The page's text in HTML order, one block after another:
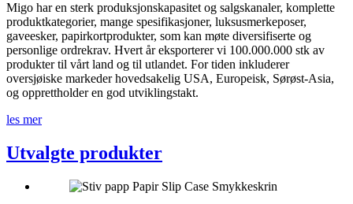
Migo har en sterk produksjonskapasitet og salgskanaler, komplette
produktkategorier, mange spesifikasjoner, luksusmerkeposer,
gaveesker, papirkortprodukter, som kan møte diversifiserte og
personlige ordrekrav. Hvert år eksporterer vi 100.000.000 stk av
produkter til vårt land og til utlandet. For tiden inkluderer
oversjøiske markeder hovedsakelig USA, Europeisk, Sørøst-Asia,
og opprettholder en god utviklingstakt.
les mer
Utvalgte produkter